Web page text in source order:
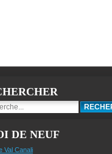
DE NEUF
Val Canali